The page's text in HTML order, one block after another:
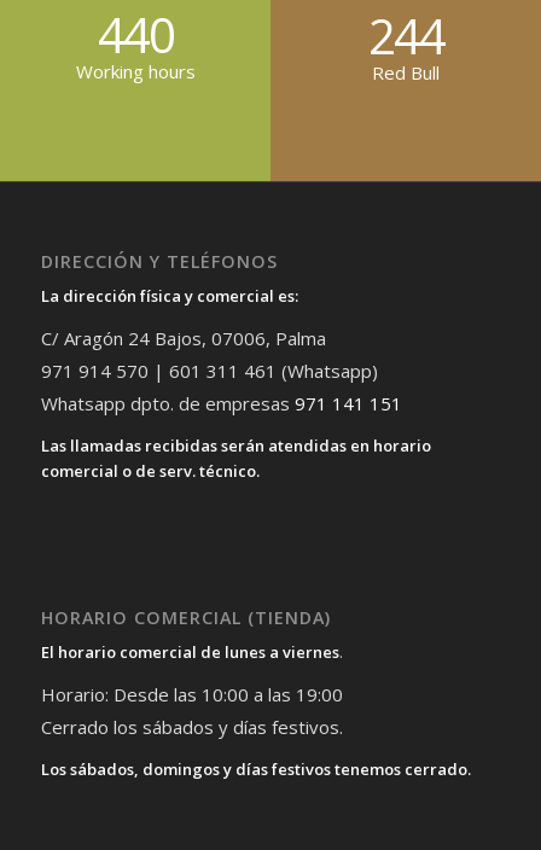
440
Working hours
244
Red Bull
DIRECCIÓN Y TELÉFONOS
La dirección física y comercial es:
C/ Aragón 24 Bajos, 07006, Palma
971 914 570 | 601 311 461 (Whatsapp)
Whatsapp dpto. de empresas 971 141 151
Las llamadas recibidas serán atendidas en horario
comercial o de serv. técnico.
HORARIO COMERCIAL (TIENDA)
El horario comercial de lunes a viernes.
Horario: Desde las 10:00 a las 19:00
Cerrado los sábados y días festivos.
Los sábados, domingos y días festivos tenemos cerrado.